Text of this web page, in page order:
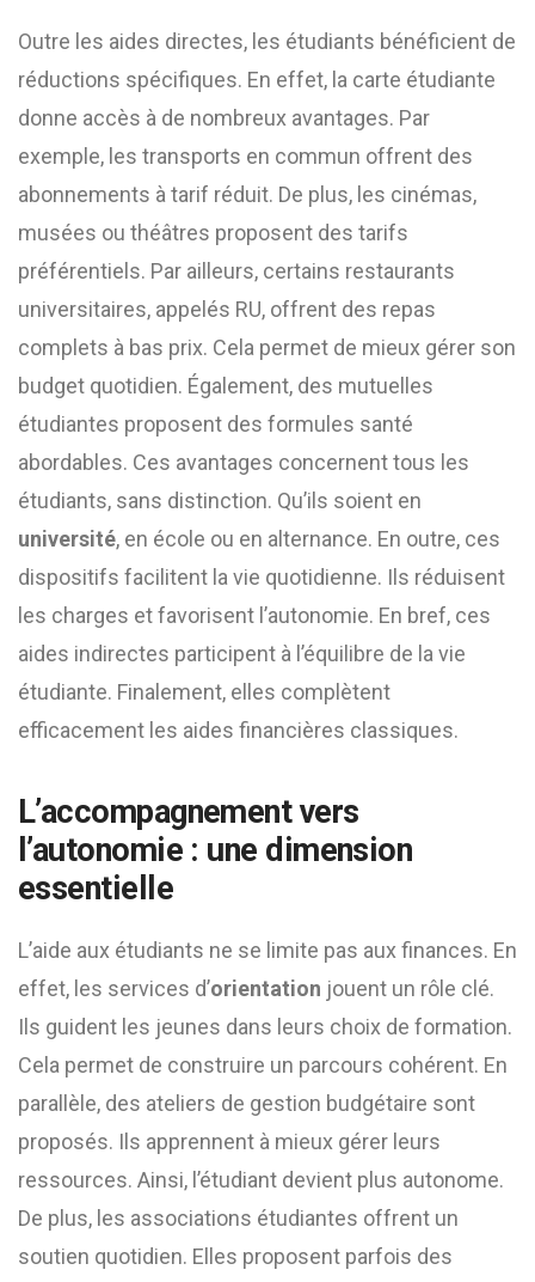
Outre les aides directes, les étudiants bénéficient de
réductions spécifiques. En effet, la carte étudiante
donne accès à de nombreux avantages. Par
exemple, les transports en commun offrent des
abonnements à tarif réduit. De plus, les cinémas,
musées ou théâtres proposent des tarifs
préférentiels. Par ailleurs, certains restaurants
universitaires, appelés RU, offrent des repas
complets à bas prix. Cela permet de mieux gérer son
budget quotidien. Également, des mutuelles
étudiantes proposent des formules santé
abordables. Ces avantages concernent tous les
étudiants, sans distinction. Qu’ils soient en
université, en école ou en alternance. En outre, ces
dispositifs facilitent la vie quotidienne. Ils réduisent
les charges et favorisent l’autonomie. En bref, ces
aides indirectes participent à l’équilibre de la vie
étudiante. Finalement, elles complètent
efficacement les aides financières classiques.
L’accompagnement vers
l’autonomie : une dimension
essentielle
L’aide aux étudiants ne se limite pas aux finances. En
effet, les services d’orientation jouent un rôle clé.
Ils guident les jeunes dans leurs choix de formation.
Cela permet de construire un parcours cohérent. En
parallèle, des ateliers de gestion budgétaire sont
proposés. Ils apprennent à mieux gérer leurs
ressources. Ainsi, l’étudiant devient plus autonome.
De plus, les associations étudiantes offrent un
soutien quotidien. Elles proposent parfois des